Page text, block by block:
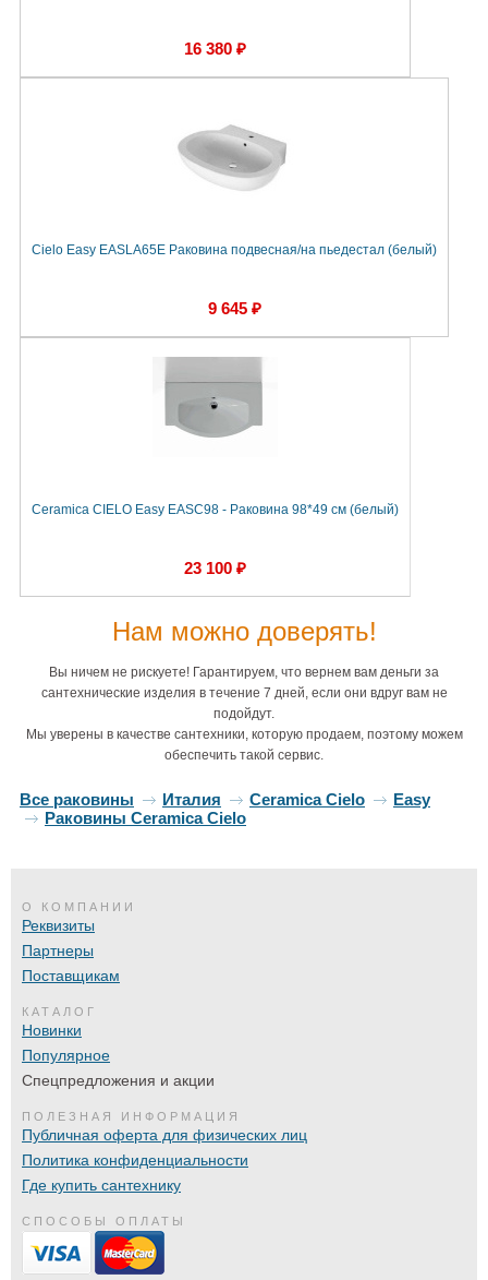
16 380 ₽
Cielo Easy EASLA65E Раковина подвесная/на пьедестал (белый)
9 645 ₽
Ceramica CIELO Easy EASC98 - Раковина 98*49 см (белый)
23 100 ₽
Нам можно доверять!
Вы ничем не рискуете! Гарантируем, что вернем вам деньги за
сантехнические изделия в течение 7 дней, если они вдруг вам не
подойдут.
Мы уверены в качестве сантехники, которую продаем, поэтому можем
обеспечить такой сервис.
Все раковины Италия Ceramica Cielo
Easy
Раковины Ceramica Cielo
О КОМПАНИИ
Реквизиты
Партнеры
Поставщикам
КАТАЛОГ
Новинки
Популярное
Спецпредложения и акции
ПОЛЕЗНАЯ ИНФОРМАЦИЯ
Публичная оферта для физических лиц
Политика конфиденциальности
Где купить сантехнику
СПОСОБЫ ОПЛАТЫ